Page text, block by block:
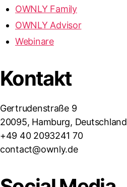
OWNLY Family
OWNLY Advisor
Webinare
Kontakt
Gertrudenstraße 9
20095, Hamburg, Deutschland
+49 40 2093241 70
contact@ownly.de